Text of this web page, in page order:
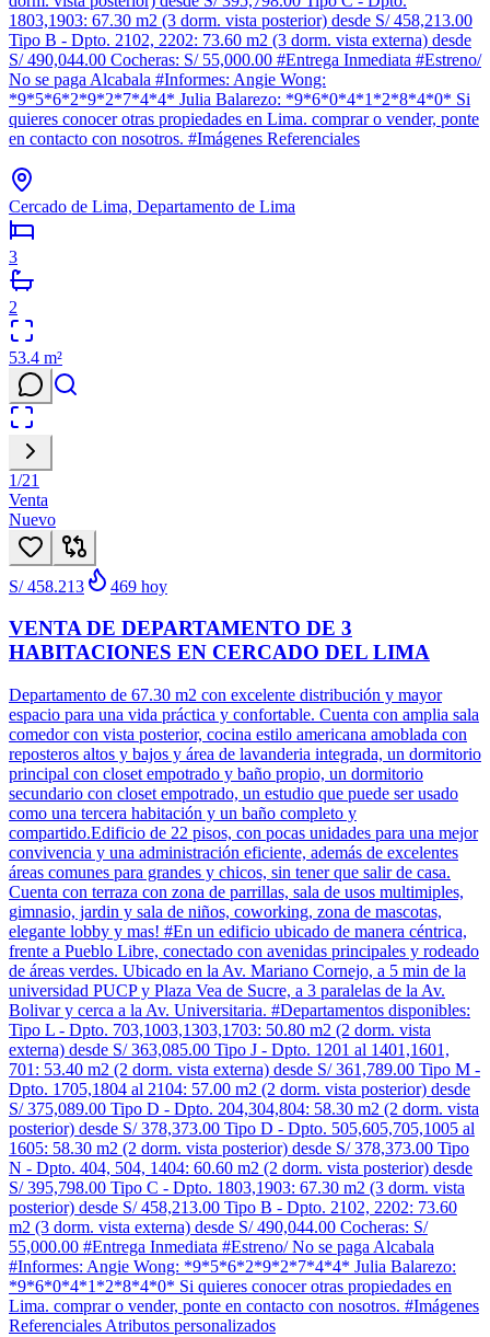
1803,1903: 67.30 m2 (3 dorm. vista posterior) desde S/ 458,213.00
Tipo B - Dpto. 2102, 2202: 73.60 m2 (3 dorm. vista externa) desde
S/ 490,044.00 Cocheras: S/ 55,000.00 #Entrega Inmediata #Estreno/
No se paga Alcabala #Informes: Angie Wong:
*9*5*6*2*9*2*7*4*4* Julia Balarezo: *9*6*0*4*1*2*8*4*0* Si
quieres conocer otras propiedades en Lima. comprar o vender, ponte
en contacto con nosotros. #Imágenes Referenciales
Cercado de Lima, Departamento de Lima
3
2
53.4 m²
1/21
Venta
Nuevo
S/ 458.213 469 hoy
VENTA DE DEPARTAMENTO DE 3
HABITACIONES EN CERCADO DEL LIMA
Departamento de 67.30 m2 con excelente distribución y mayor
espacio para una vida práctica y confortable. Cuenta con amplia sala
comedor con vista posterior, cocina estilo americana amoblada con
reposteros altos y bajos y área de lavanderia integrada, un dormitorio
principal con closet empotrado y baño propio, un dormitorio
secundario con closet empotrado, un estudio que puede ser usado
como una tercera habitación y un baño completo y
compartido.Edificio de 22 pisos, con pocas unidades para una mejor
convivencia y una administración eficiente, además de excelentes
áreas comunes para grandes y chicos, sin tener que salir de casa.
Cuenta con terraza con zona de parrillas, sala de usos multimiples,
gimnasio, jardin y sala de niños, coworking, zona de mascotas,
elegante lobby y mas! #En un edificio ubicado de manera céntrica,
frente a Pueblo Libre, conectado con avenidas principales y rodeado
de áreas verdes. Ubicado en la Av. Mariano Cornejo, a 5 min de la
universidad PUCP y Plaza Vea de Sucre, a 3 paralelas de la Av.
Bolivar y cerca a la Av. Universitaria. #Departamentos disponibles:
Tipo L - Dpto. 703,1003,1303,1703: 50.80 m2 (2 dorm. vista
externa) desde S/ 363,085.00 Tipo J - Dpto. 1201 al 1401,1601,
701: 53.40 m2 (2 dorm. vista externa) desde S/ 361,789.00 Tipo M -
Dpto. 1705,1804 al 2104: 57.00 m2 (2 dorm. vista posterior) desde
S/ 375,089.00 Tipo D - Dpto. 204,304,804: 58.30 m2 (2 dorm. vista
posterior) desde S/ 378,373.00 Tipo D - Dpto. 505,605,705,1005 al
1605: 58.30 m2 (2 dorm. vista posterior) desde S/ 378,373.00 Tipo
N - Dpto. 404, 504, 1404: 60.60 m2 (2 dorm. vista posterior) desde
S/ 395,798.00 Tipo C - Dpto. 1803,1903: 67.30 m2 (3 dorm. vista
posterior) desde S/ 458,213.00 Tipo B - Dpto. 2102, 2202: 73.60
m2 (3 dorm. vista externa) desde S/ 490,044.00 Cocheras: S/
55,000.00 #Entrega Inmediata #Estreno/ No se paga Alcabala
#Informes: Angie Wong: *9*5*6*2*9*2*7*4*4* Julia Balarezo:
*9*6*0*4*1*2*8*4*0* Si quieres conocer otras propiedades en
Lima. comprar o vender, ponte en contacto con nosotros. #Imágenes
Referenciales Atributos personalizados